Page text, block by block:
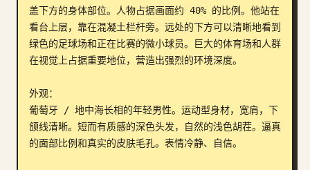
盖下方的身体部位。人物占据画面约 40% 的比例。他站在
看台上层，靠在混凝土栏杆旁。远处的下方可以清晰地看到
绿色的足球场和正在比赛的微小球员。巨大的体育场和人群
在视觉上占据重要地位，营造出强烈的环境深度。
外观：
葡萄牙 / 地中海长相的年轻男性。运动型身材，宽肩，下
颌线清晰。短而有质感的深色头发，自然的浅色胡茬。逼真
的面部比例和真实的皮肤毛孔。表情冷静、自信。